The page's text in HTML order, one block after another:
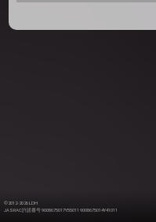
©2012-2026 LDH
JASRAC許諾番号 9008675017Y55011 9008675014Y41011